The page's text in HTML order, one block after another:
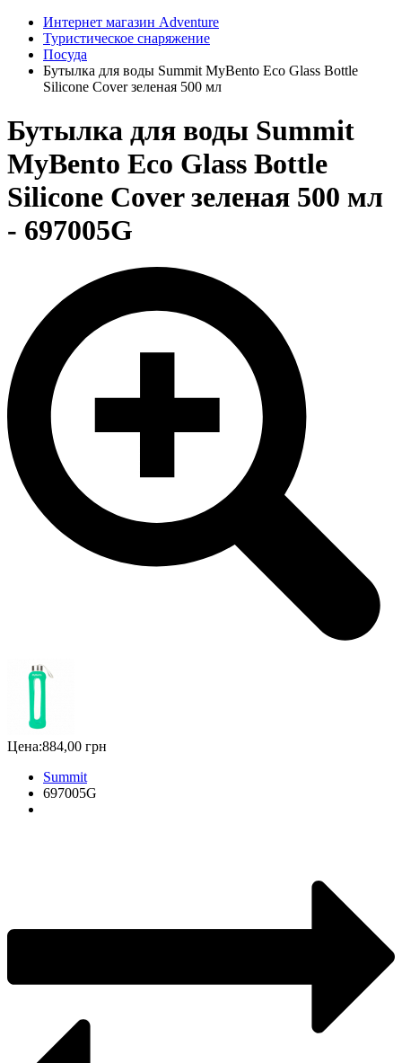
Интернет магазин Adventure
Туристическое снаряжение
Посуда
Бутылка для воды Summit MyBento Eco Glass Bottle
Silicone Cover зеленая 500 мл
Бутылка для воды Summit
MyBento Eco Glass Bottle
Silicone Cover зеленая 500 мл
- 697005G
Цена:884,00 грн
Summit
697005G